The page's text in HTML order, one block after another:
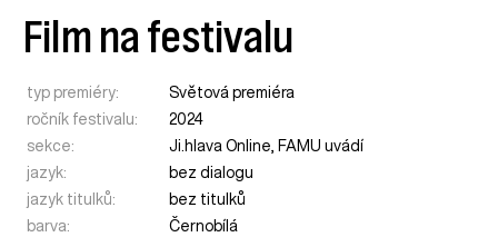
Film na festivalu
typ premiéry:
Světová premiéra
ročník festivalu:
2024
sekce:
Ji.hlava Online, FAMU uvádí
jazyk:
bez dialogu
jazyk titulků:
bez titulků
barva:
Černobílá